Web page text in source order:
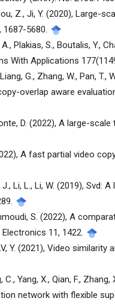
Z., Ji, Y. (2020),
1687-5680.
Plakias, S., Boutalis,
With Applications
G., Zhang, W., Pan,
overlap aware
D. (2022), A large-
A fast partial video
J., Li, L., Li, W. (2019),
S. (2022), A
11, 1422.
Y. (2021), Video
C., Yang, X., Qian, F.,
network with flexible